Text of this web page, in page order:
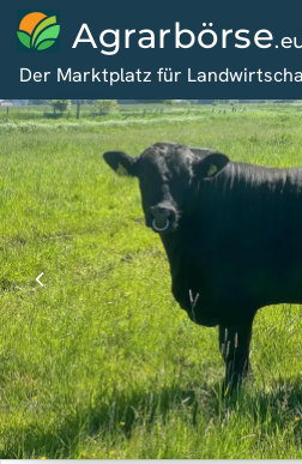
Agrarbörse
Der Marktplatz für